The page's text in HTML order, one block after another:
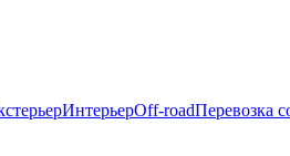
ИнтерьерOff-roadПеревозка